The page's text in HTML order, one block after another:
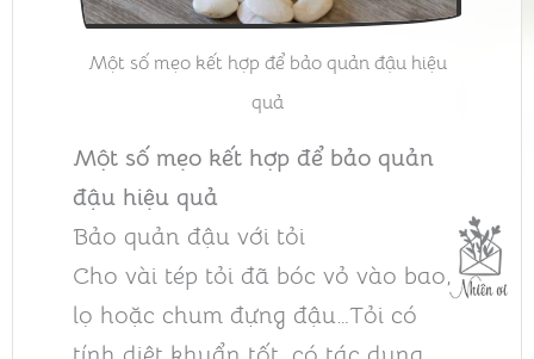
Một số mẹo kết hợp để bảo quản đậu hiệu
quả
Một số mẹo kết hợp để bảo quản
đậu hiệu quả
Bảo quản đậu với tỏi
Cho vài tép tỏi đã bóc vỏ vào bao,
lọ hoặc chum đựng đậu…Tỏi có